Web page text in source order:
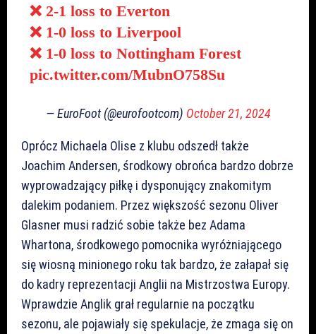
❌ 2-1 loss to Everton
❌ 1-0 loss to Liverpool
❌ 1-0 loss to Nottingham Forest
pic.twitter.com/MubnO758Su
— EuroFoot (@eurofootcom) October 21, 2024
Oprócz Michaela Olise z klubu odszedł także
Joachim Andersen, środkowy obrońca bardzo dobrze
wyprowadzający piłkę i dysponujący znakomitym
dalekim podaniem. Przez większość sezonu Oliver
Glasner musi radzić sobie także bez Adama
Whartona, środkowego pomocnika wyróżniającego
się wiosną minionego roku tak bardzo, że załapał się
do kadry reprezentacji Anglii na Mistrzostwa Europy.
Wprawdzie Anglik grał regularnie na początku
sezonu, ale pojawiały się spekulacje, że zmaga się on